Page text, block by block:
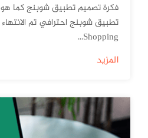
فكرة تصميم تطبيق شوبنج كما
Shopping...
المزيد